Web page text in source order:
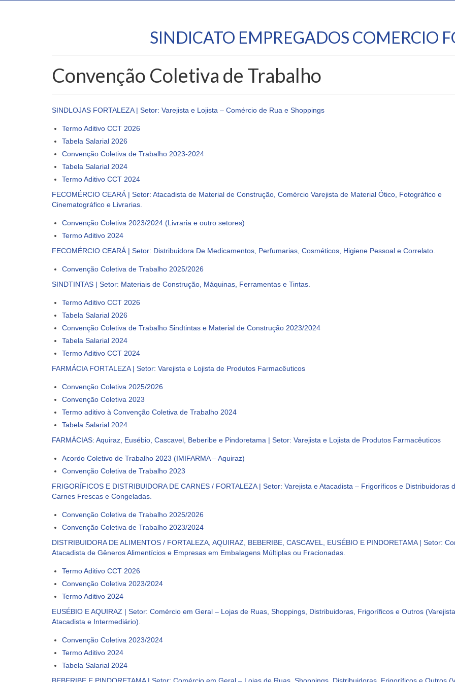
SINDICATO EMPREGADOS COMERCIO
Convenção Coletiva de Trabalho
SINDLOJAS FORTALEZA | Setor: Varejista e Lojista – Comércio de Rua e Shoppings
Termo Aditivo CCT 2026
Tabela Salarial 2026
Convenção Coletiva de Trabalho 2023-2024
Tabela Salarial 2024
Termo Aditivo CCT 2024
FECOMÉRCIO CEARÁ | Setor: Atacadista de Material de Construção, Comércio Varejista de Material Ótico, Fotográfico e
Cinematográfico e Livrarias.
Convenção Coletiva 2023/2024 (Livraria e outro setores)
Termo Aditivo 2024
FECOMÉRCIO CEARÁ | Setor: Distribuidora De Medicamentos, Perfumarias, Cosméticos, Higiene Pessoal e Correlato.
Convenção Coletiva de Trabalho 2025/2026
SINDTINTAS | Setor: Materiais de Construção, Máquinas, Ferramentas e Tintas.
Termo Aditivo CCT 2026
Tabela Salarial 2026
Convenção Coletiva de Trabalho Sindtintas e Material de Construção 2023/2024
Tabela Salarial 2024
Termo Aditivo CCT 2024
FARMÁCIA FORTALEZA | Setor: Varejista e Lojista de Produtos Farmacêuticos
Convenção Coletiva 2025/2026
Convenção Coletiva 2023
Termo aditivo à Convenção Coletiva de Trabalho 2024
Tabela Salarial 2024
FARMÁCIAS: Aquiraz, Eusébio, Cascavel, Beberibe e Pindoretama | Setor: Varejista e Lojista de Produtos Farmacêuticos
Acordo Coletivo de Trabalho 2023 (IMIFARMA – Aquiraz)
Convenção Coletiva de Trabalho 2023
FRIGORÍFICOS E DISTRIBUIDORA DE CARNES / FORTALEZA | Setor: Varejista e Atacadista – Frigoríficos e Distribuidoras
Carnes Frescas e Congeladas.
Convenção Coletiva de Trabalho 2025/2026
Convenção Coletiva de Trabalho 2023/2024
DISTRIBUIDORA DE ALIMENTOS / FORTALEZA, AQUIRAZ, BEBERIBE, CASCAVEL, EUSÉBIO E PINDORETAMA | Setor:
Atacadista de Gêneros Alimentícios e Empresas em Embalagens Múltiplas ou Fracionadas.
Termo Aditivo CCT 2026
Convenção Coletiva 2023/2024
Termo Aditivo 2024
EUSÉBIO E AQUIRAZ | Setor: Comércio em Geral – Lojas de Ruas, Shoppings, Distribuidoras, Frigoríficos e Outros (Varejista,
Atacadista e Intermediário).
Convenção Coletiva 2023/2024
Termo Aditivo 2024
Tabela Salarial 2024